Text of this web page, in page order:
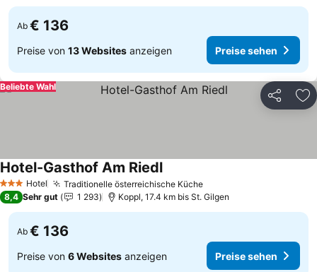
Ab € 136
Preise von 13 Websites anzeigen Preise sehen
Teilen
Beliebte Wahl
3 SterneHotel Traditionelle österreichische KüchePreise sehen
Hotel-Gasthof Am RiedlPreise sehen
8,4 Sehr gut 1 293 Koppl, 17.4 km bis St. Gilgen
Ab € 136
Preise von 6 Websites anzeigen Preise sehen